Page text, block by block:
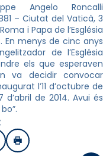
Angelo Roncalli
– Ciutat del Vaticà, 3
i Papa de l’Església
En menys de cinc anys
de l’Església
els que esperaven
va decidir convocar
l’11 d’octubre de
de 2014. Avui és
Imprimir